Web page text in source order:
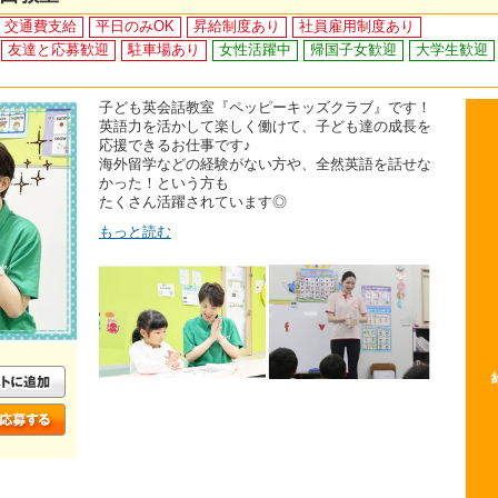
交通費支給 平日のみOK 昇給制度あり
社員雇用制度あり
友達と応募歓迎
駐車場あり 女性活躍中 帰国子女歓迎 大学生歓迎
子ども英会話教室『ペッピーキッズクラブ』です！
英語力を活かして楽しく働けて、子ども達の成長を
応援できるお仕事です♪
海外留学などの経験がない方や、全然英語を話せな
かった！という方も
たくさん活躍されています◎
もっと読む